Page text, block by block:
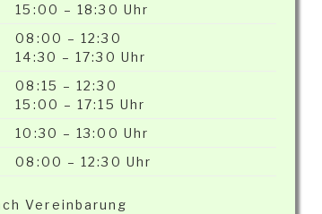
15:00 – 18:30 Uhr
08:00 – 12:30
14:30 – 17:30 Uhr
08:15 – 12:30
15:00 – 17:15 Uhr
10:30 – 13:00 Uhr
08:00 – 12:30 Uhr
Vereinbarung